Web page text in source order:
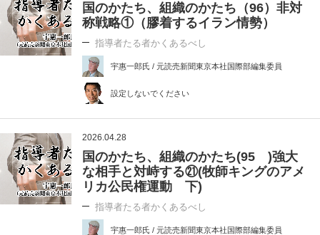
国のかたち、組織のかたち（96）非対
称戦略①（膠着するイラン情勢）
指導者たる者かくあるべし
宇惠一郎氏 / 元読売新聞東京本社国際部編集委員
設定しないでください
2026.04.28
国のかたち、組織のかたち(95 )強大
な相手と対峙する㉑(牧師キングのアメ
リカ公民権運動 下)
指導者たる者かくあるべし
宇惠一郎氏 / 元読売新聞東京本社国際部編集委員